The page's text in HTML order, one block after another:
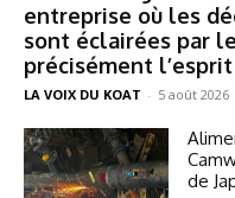
entreprise où les
sont éclairées par
précisément l’esprit
LA VOIX DU KOAT - 5 août 2026
de